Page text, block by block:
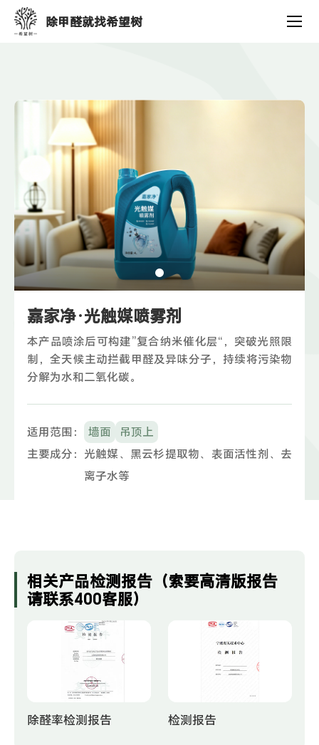
除甲醛就找希望树
嘉家净·光触媒喷雾剂
本产品喷涂后可构建”复合纳米催化层“，突破光照限
制，全天候主动拦截甲醛及异味分子，持续将污染物
分解为水和二氧化碳。
适用范围： 墙面
吊顶上
主要成分： 光触媒、黑云杉提取物、表面活性剂、去
离子水等
相关产品检测报告（索要高清版报告
请联系400客服）
除醛率检测报告 检测报告